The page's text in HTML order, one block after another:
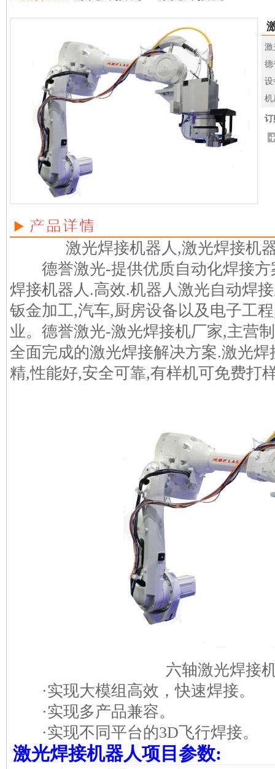
激
德
设
机
订
激光焊接机器人,激光焊接机
德誉激光-提供优质自动化焊接方
焊接机器人.高效.机器人激光自动焊
钣金加工,汽车,厨房设备以及电子工
业。德誉激光-激光焊接机厂家,主营
全面完成的激光焊接解决方案.激光
精,性能好,安全可靠,有样机可免费打
六轴激光焊接
·实现大模组高效，快速焊接。
·实现多产品兼容。
·实现不同平台的3D飞行焊接。
激光焊接机器人项目参数: